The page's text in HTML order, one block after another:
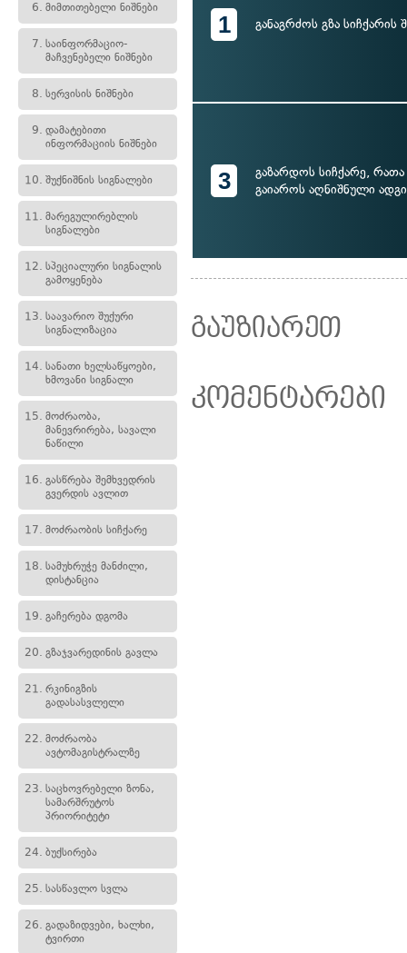
6. მიმთითებელი ნიშნები
7. საინფორმაციო-
მაჩვენებელი ნიშნები
8. სერვისის ნიშნები
9. დამატებითი
ინფორმაციის ნიშნები
10. შუქნიშნის სიგნალები
11. მარეგულირებლის
სიგნალები
12. სპეციალური სიგნალის
გამოყენება
13. საავარიო შუქური
სიგნალიზაცია
14. სანათი ხელსაწყოები,
ხმოვანი სიგნალი
15. მოძრაობა,
მანევრირება, სავალი
ნაწილი
16. გასწრება შემხვედრის
გვერდის ავლით
17. მოძრაობის სიჩქარე
18. სამუხრუჭე მანძილი,
დისტანცია
19. გაჩერება დგომა
20. გზაჯვარედინის გავლა
21. რკინიგზის
გადასასვლელი
22. მოძრაობა
ავტომაგისტრალზე
23. საცხოვრებელი ზონა,
სამარშრუტოს
პრიორიტეტი
24. ბუქსირება
25. სასწავლო სვლა
26. გადაზიდვები, ხალხი,
ტვირთი
1 განაგრძოს გზა
3
გაზარდოს სიჩქარე,
გაიაროს აღნიშნული
გაუზიარეთ
კომენტარები